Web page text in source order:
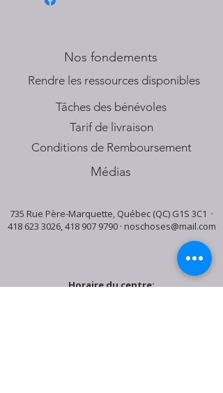
Nos fondements
​Rendre les ressources disponibles
Tâches des bénévoles
Tarif de livraison
Conditions de Remboursement
Médias
735 Rue Père-Marquette, Québec (QC) G1S 3C1 ·
418 623 3026,418 907 9790· noschoses@mail.com
Horaire du centre: